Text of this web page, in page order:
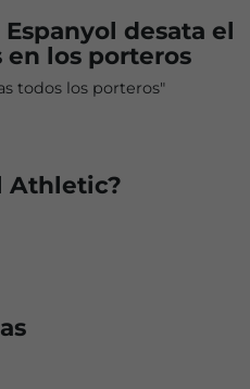
desata el
en los porteros
todos los porteros"
Athletic?